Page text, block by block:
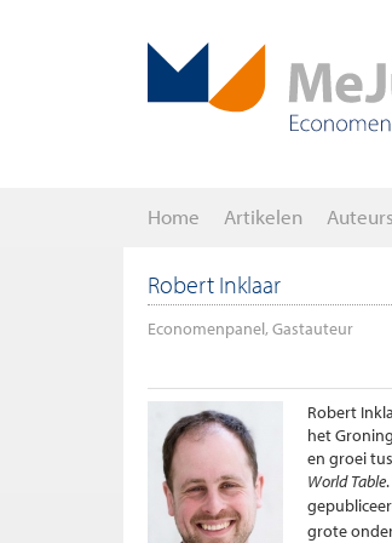
Home Artikelen Auteurs
Robert Inklaar
Economenpanel, Gastauteur
Robert
het
en groei
World Table
grote